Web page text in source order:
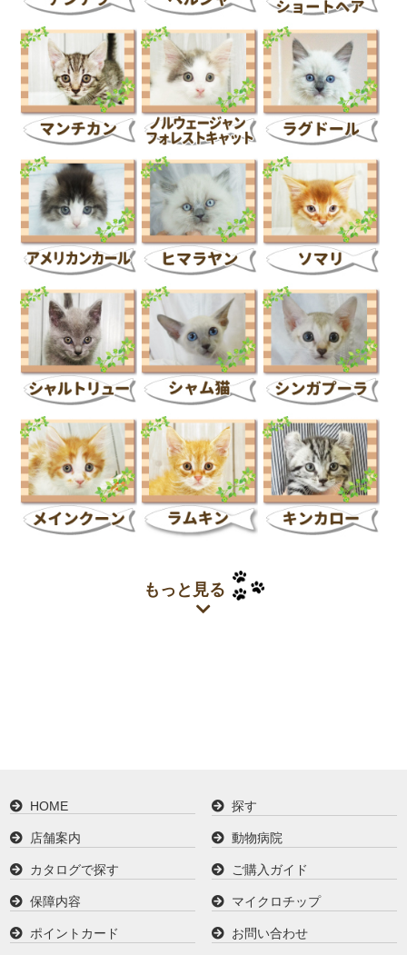
もっと見る
HOME 探す
店舗案内 動物病院
カタログで探す ご購入ガイド
保障内容 マイクロチップ
ポイントカード お問い合わせ